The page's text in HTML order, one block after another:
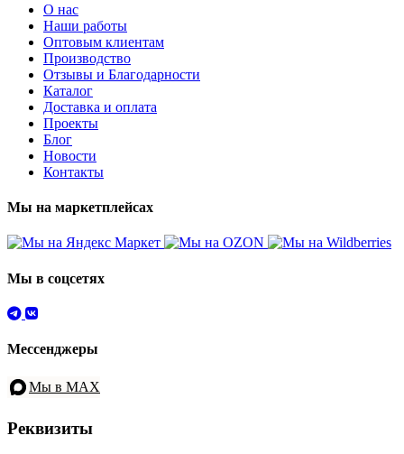
О нас
Наши работы
Оптовым клиентам
Производство
Отзывы и Благодарности
Каталог
Доставка и оплата
Проекты
Блог
Новости
Контакты
Мы на маркетплейсах
Мы в соцсетях
Мессенджеры
Мы в MAX
Реквизиты